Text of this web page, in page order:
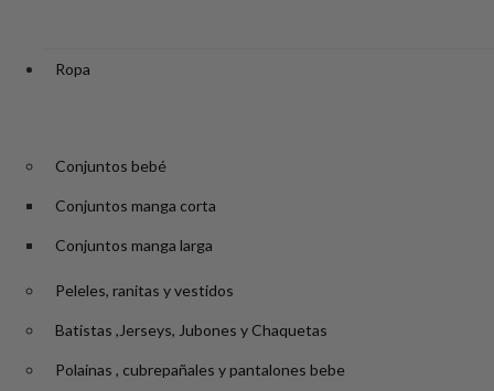
Ropa
Conjuntos bebé
Conjuntos manga corta
Conjuntos manga larga
Peleles, ranitas y vestidos
Batistas ,Jerseys, Jubones y Chaquetas
Polainas , cubrepañales y pantalones bebe